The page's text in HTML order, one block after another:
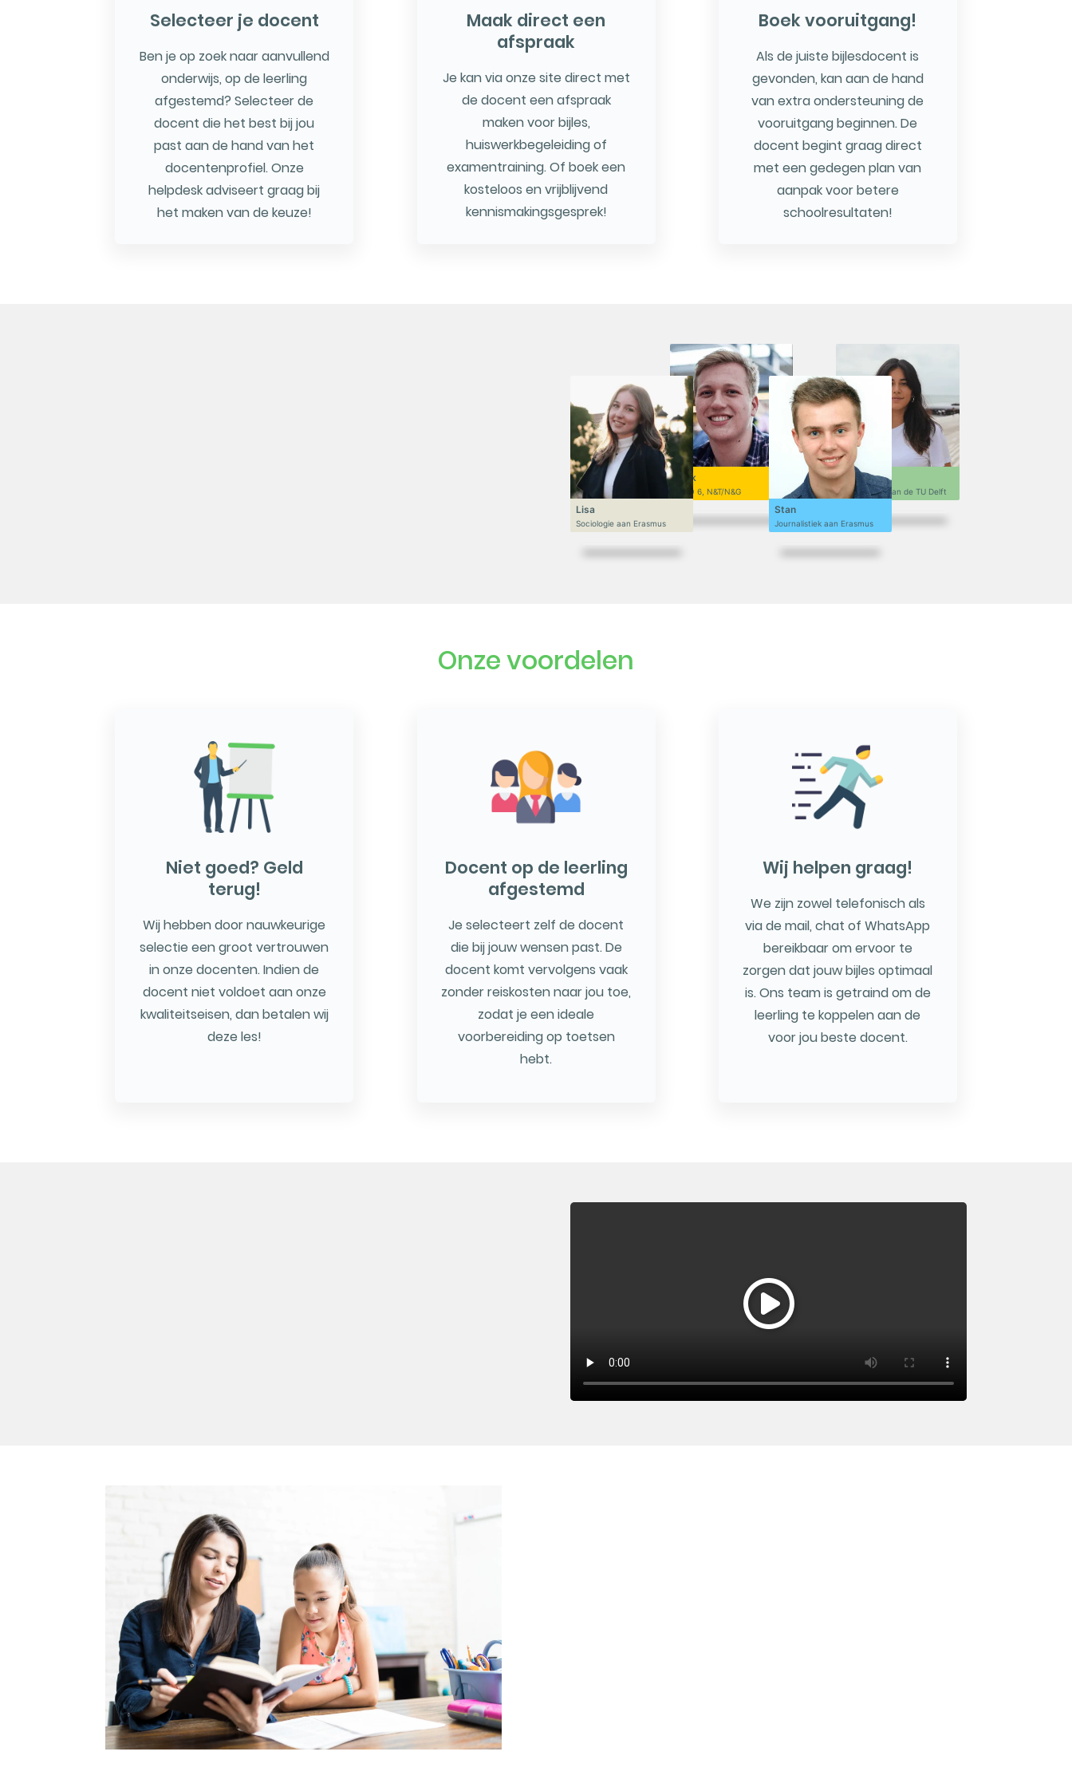
Selecteer je docent
Ben je op zoek naar aanvullend
onderwijs, op de leerling
afgestemd? Selecteer de
docent die het best bij jou
past aan de hand van het
docentenprofiel. Onze
helpdesk adviseert graag bij
het maken van de keuze!
Maak direct een
afspraak
Je kan via onze site direct met
de docent een afspraak
maken voor bijles,
huiswerkbegeleiding of
examentraining. Of boek een
kosteloos en vrijblijvend
kennismakingsgesprek!
Boek vooruitgang!
Als de juiste bijlesdocent is
gevonden, kan aan de hand
van extra ondersteuning de
vooruitgang beginnen. De
docent begint graag direct
met een gedegen plan van
aanpak voor betere
schoolresultaten!
Niek
VWO 6, N&T/N&G
Lisa
Sociologie aan Erasmus
Sofi
Ontwerpen aan de TU Delft
Stan
Journalistiek aan Erasmus
Onze voordelen
Niet goed? Geld
terug!
Wij hebben door nauwkeurige
selectie een groot vertrouwen
in onze docenten. Indien de
docent niet voldoet aan onze
kwaliteitseisen, dan betalen wij
deze les!
Docent op de leerling
afgestemd
Je selecteert zelf de docent
die bij jouw wensen past. De
docent komt vervolgens vaak
zonder reiskosten naar jou toe,
zodat je een ideale
voorbereiding op toetsen
hebt.
Wij helpen graag!
We zijn zowel telefonisch als
via de mail, chat of WhatsApp
bereikbaar om ervoor te
zorgen dat jouw bijles optimaal
is. Ons team is getraind om de
leerling te koppelen aan de
voor jou beste docent.